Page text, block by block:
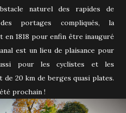
naturel des rapides de
portages compliqués, la
en 1818 pour enfin être inauguré
est un lieu de plaisance pour
pour les cyclistes et les
20 km de berges quasi plates.
prochain !